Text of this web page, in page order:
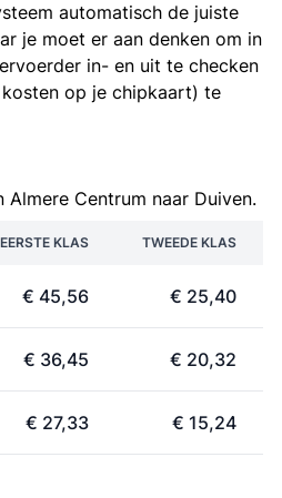
automatisch de juiste
je moet er aan denken om in
in- en uit te checken
op je chipkaart) te
Almere Centrum naar Duiven.
EERSTE KLAS TWEEDE KLAS
€ 45,56 € 25,40
€ 36,45 € 20,32
€ 27,33 € 15,24